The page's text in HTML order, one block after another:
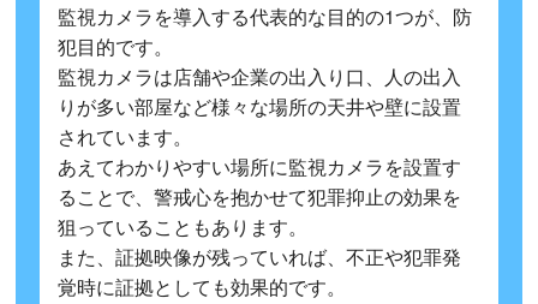
監視カメラを導入する代表的な目的の1つが、防
犯目的です。
監視カメラは店舗や企業の出入り口、人の出入
りが多い部屋など様々な場所の天井や壁に設置
されています。
あえてわかりやすい場所に監視カメラを設置す
ることで、警戒心を抱かせて犯罪抑止の効果を
狙っていることもあります。
また、証拠映像が残っていれば、不正や犯罪発
覚時に証拠としても効果的です。